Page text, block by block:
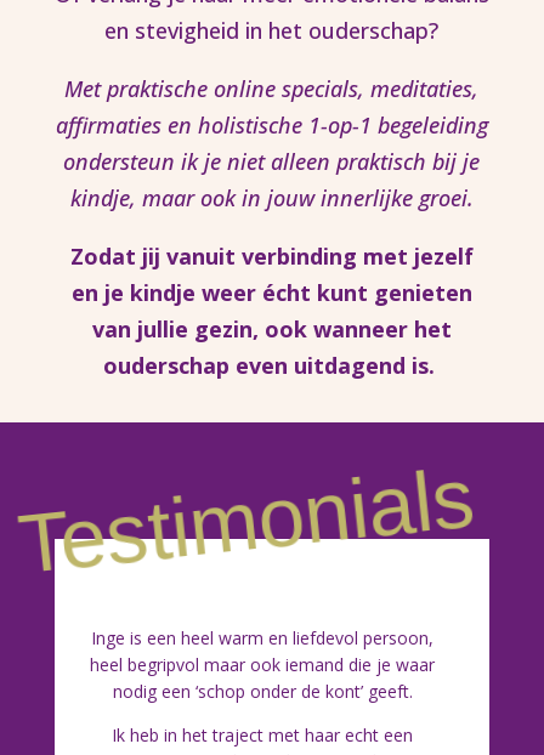
en stevigheid in het ouderschap?
Met praktische online specials, meditaties,
affirmaties en holistische 1-op-1 begeleiding
ondersteun ik je niet alleen praktisch bij je
kindje, maar ook in jouw innerlijke groei.
Zodat jij vanuit verbinding met jezelf
en je kindje weer écht kunt genieten
van jullie gezin, ook wanneer het
ouderschap even uitdagend is.
Testimonials
Inge is een heel warm en liefdevol persoon,
heel begripvol maar ook iemand die je waar
nodig een ‘schop onder de kont’ geeft.
Ik heb in het traject met haar echt een